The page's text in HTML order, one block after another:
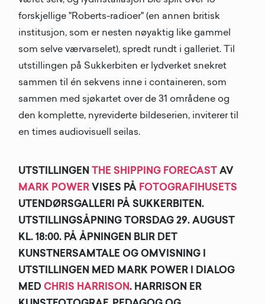
forskjellige "Roberts-radioer" (en annen britisk
institusjon, som er nesten nøyaktig like gammel
som selve værvarselet), spredt rundt i galleriet. Til
utstillingen på Sukkerbiten er lydverket snekret
sammen til én sekvens inne i containeren, som
sammen med sjøkartet over de 31 områdene og
den komplette, nyreviderte bildeserien, inviterer til
en times audiovisuell seilas.
UTSTILLINGEN THE SHIPPING FORECAST
AV
MARK POWER VISES PÅ FOTOGRAFIHUSETS
UTENDØRSGALLERI PÅ SUKKERBITEN.
UTSTILLINGSÅPNING TORSDAG 29. AUGUST
KL. 18:00. PÅ ÅPNINGEN BLIR DET
KUNSTNERSAMTALE OG OMVISNING I
UTSTILLINGEN MED MARK POWER I DIALOG
MEDCHRIS HARRISON. HARRISON ER